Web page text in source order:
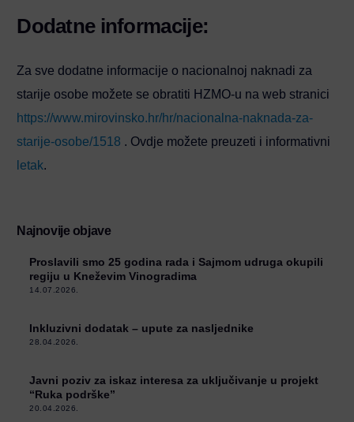
Dodatne informacije:
Za sve dodatne informacije o nacionalnoj naknadi za
starije osobe možete se obratiti HZMO-u na web stranici
https://www.mirovinsko.hr/hr/nacionalna-naknada-za-
starije-osobe/1518 . Ovdje možete preuzeti i informativni
letak.
Najnovije objave
Proslavili smo 25 godina rada i Sajmom udruga okupili
regiju u Kneževim Vinogradima
14.07.2026.
Inkluzivni dodatak – upute za nasljednike
28.04.2026.
Javni poziv za iskaz interesa za uključivanje u projekt
“Ruka podrške”
20.04.2026.